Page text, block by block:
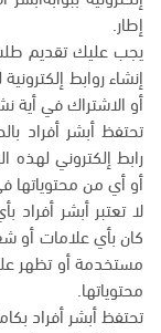
إطار.
يجب عليك تقديم
إنشاء روابط
أو الاشتراك في أية
تحتفظ أبشر أفراد
رابط إلكتروني لهذه
أو أي من محتوياتها
لا تعتبر أبشر
كان بأي علامات أو
مستخدمة أو تظهر
محتوياتها.
تحتفظ أبشر أفراد